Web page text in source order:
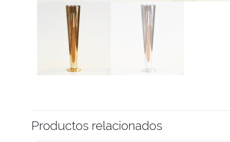
Productos relacionados